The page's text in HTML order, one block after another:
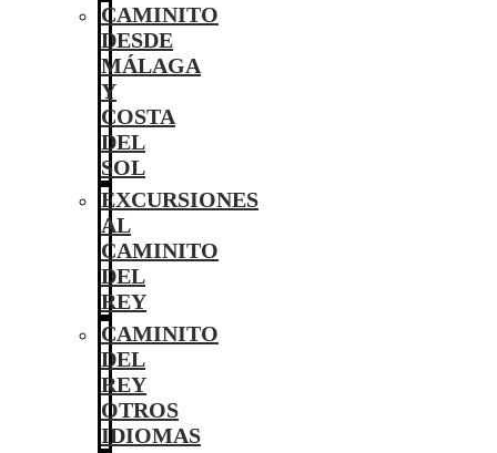
CAMINITO
DESDE
MÁLAGA
Y
COSTA
DEL
SOL
EXCURSIONES
AL
CAMINITO
DEL
REY
CAMINITO
DEL
REY
OTROS
IDIOMAS